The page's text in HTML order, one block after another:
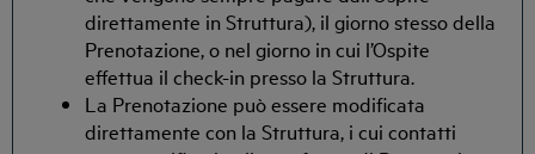
direttamente in Struttura), il giorno stesso della
Prenotazione, o nel giorno in cui l’Ospite
effettua il check-in presso la Struttura.
La Prenotazione può essere modificata
direttamente con la Struttura, i cui contatti